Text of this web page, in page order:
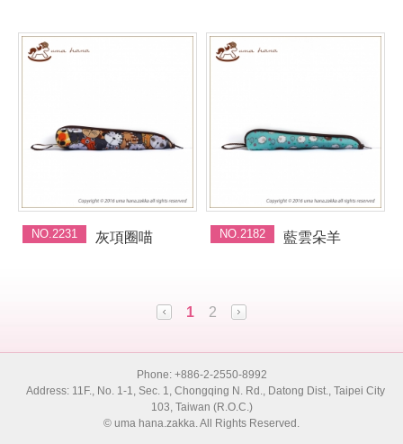
NO.2231 灰項圈喵 NO.2182 藍雲朵羊
1 2
Phone: +886-2-2550-8992
Address: 11F., No. 1-1, Sec. 1, Chongqing N. Rd., Datong Dist., Taipei City
103, Taiwan (R.O.C.)
© uma hana.zakka. All Rights Reserved.